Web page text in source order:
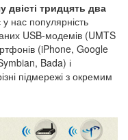
двісті тридцять два
нас популярність
USB-модемів (UMTS
(iPhone, Google
Bada) і
підмережі з окремим